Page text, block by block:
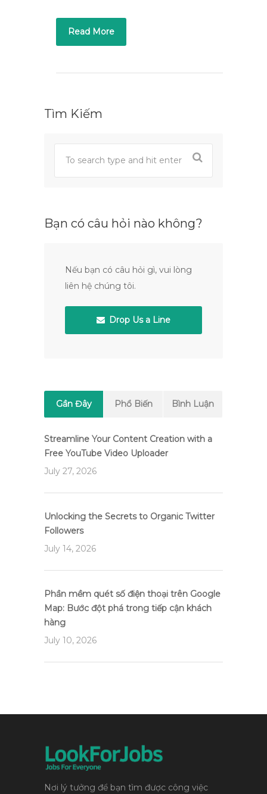
Read More
Tìm Kiếm
Bạn có câu hỏi nào không?
Nếu bạn có câu hỏi gì, vui lòng
liên hệ chúng tôi.
Drop Us a Line
Gần Đây Phổ Biến Bình Luận
Streamline Your Content Creation with a
Free YouTube Video Uploader
July 27, 2026
Unlocking the Secrets to Organic Twitter
Followers
July 14, 2026
Phần mềm quét số điện thoại trên Google
Map: Bước đột phá trong tiếp cận khách
hàng
July 10, 2026
Nơi lý tưởng để bạn tìm được công việc